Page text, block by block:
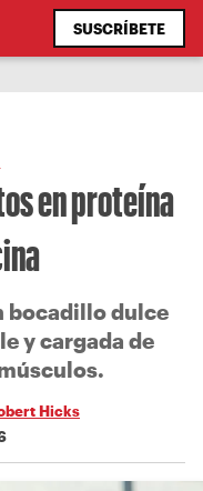
SUSCRÍBETE
en proteína
bocadillo dulce
y cargada de
Hicks